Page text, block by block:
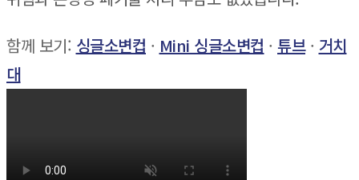
함께 보기: 싱글소변컵 · Mini 싱글소변컵 · 튜브· 거치
대